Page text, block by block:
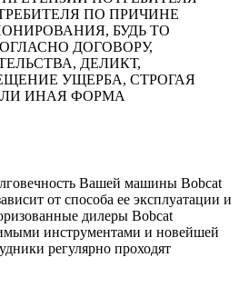
ПО ПРИЧИНЕ
БУДЬ ТО
ДОГОВОРУ,
ДЕЛИКТ,
УЩЕРБА, СТРОГАЯ
ИНАЯ ФОРМА
Вашей машины Bobcat
от способа ее эксплуатации и
дилеры Bobcat
инструментами и новейшей
регулярно проходят